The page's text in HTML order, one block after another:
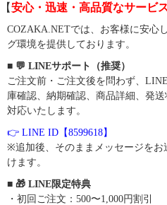
【安心・迅速・高品質なサービ
COZAKA.NETでは、お客様に安心
グ環境を提供しております。
■ 💬 LINEサポート（推奨）
ご注文前・ご注文後を問わず、
庫確認、納期確認、商品詳細、発
対応いたします。
👉 LINE ID【8599618】
※追加後、そのままメッセージを
けます。
■ 🎁 LINE限定特典
・初回ご注文：500〜1,000円割引